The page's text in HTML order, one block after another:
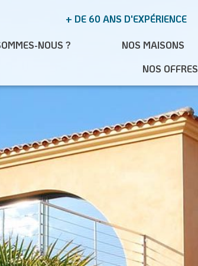
+ DE 60 ANS D'EXPÉRIENCE
NOUS ? NOS MAISONS
NOS OFFRES